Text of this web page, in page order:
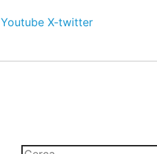
Youtube X-twitter